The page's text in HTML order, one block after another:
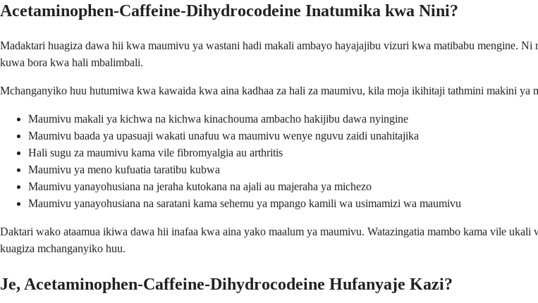
Acetaminophen-Caffeine-Dihydrocodeine Inatumika kwa Nini?
Madaktari huagiza dawa hii kwa maumivu ya wastani hadi makali ambayo hayajajibu vizuri kwa matibabu mengine.
kuwa bora kwa hali mbalimbali.
Mchanganyiko huu hutumiwa kwa kawaida kwa aina kadhaa za hali za maumivu, kila moja ikihitaji tathmini makini ya
Maumivu makali ya kichwa na kichwa kinachouma ambacho hakijibu dawa nyingine
Maumivu baada ya upasuaji wakati unafuu wa maumivu wenye nguvu zaidi unahitajika
Hali sugu za maumivu kama vile fibromyalgia au arthritis
Maumivu ya meno kufuatia taratibu kubwa
Maumivu yanayohusiana na jeraha kutokana na ajali au majeraha ya michezo
Maumivu yanayohusiana na saratani kama sehemu ya mpango kamili wa usimamizi wa maumivu
Daktari wako ataamua ikiwa dawa hii inafaa kwa aina yako maalum ya maumivu. Watazingatia mambo kama vile
kuagiza mchanganyiko huu.
Je, Acetaminophen-Caffeine-Dihydrocodeine Hufanyaje Kazi?